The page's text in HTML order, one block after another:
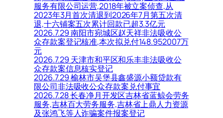
服务有限公司运营,2018年被立案侦查,从
2023年3月首次清退到2026年7月第五次清
退,十六铺案五次累计回款已超3.3亿元
2026.7.29 南阳市宛城区赵天祥非法吸收公
众存款案登记核准,本次拟兑付148.952007万
元
2026.7.29 天津市和平区和乐丰非法吸收公
众存款案信息核实登记
2026.7.29 榆林市吴堡县鑫盛源小额贷款有
限公司非法吸收公众存款案兑付事宜
2026.7.28 长春净月开发区吉林省蓝鲸会劳务
服务,吉林百大劳务服务,吉林省上鼎人力资源
及张鸿飞等人诈骗案件报案登记